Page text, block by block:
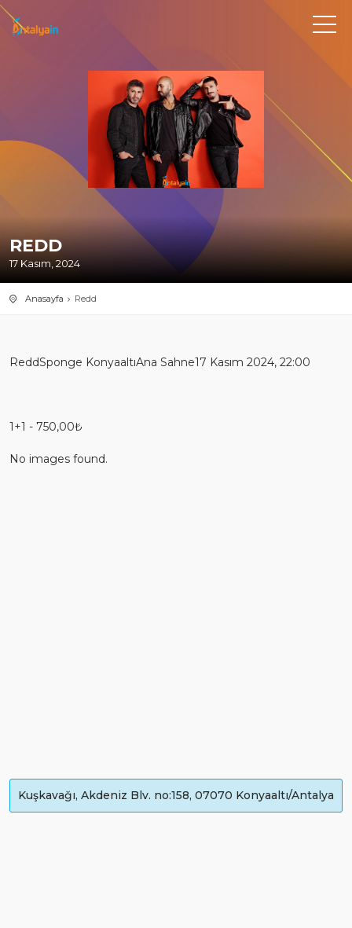
REDD
17 Kasım, 2024
Anasayfa Redd
ReddSponge KonyaaltıAna Sahne17 Kasım 2024, 22:00
1+1 - 750,00₺
No images found.
Kuşkavağı, Akdeniz Blv. no:158, 07070 Konyaaltı/Antalya